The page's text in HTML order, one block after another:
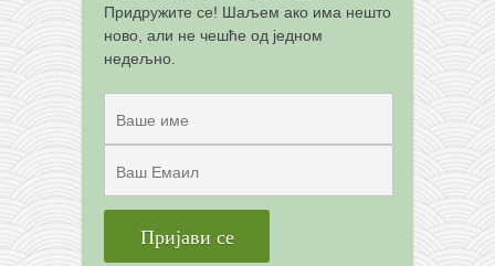
Придружите се! Шаљем ако има нешто
ново, али не чешће од једном
недељно.